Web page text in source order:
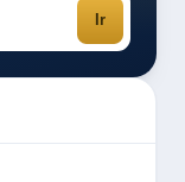
Ir